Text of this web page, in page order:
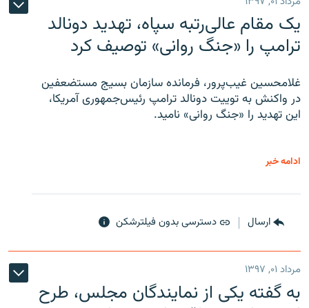
یک مقام عالی‌رتبه سپاه، تهدید دونالد
ترامپ را «جنگ روانی» توصیف کرد
غلامحسین غیب‌پرور، فرمانده سازمان بسیج مستضعفین
در واکنش به توییت دونالد ترامپ رئیس‌جمهوری آمریکا،
این تهدید را «جنگ روانی» نامید.
ادامه خبر
ارسال دسترسی بدون فیلترشکن
مرداد ۰۱, ۱۳۹۷
به گفته یکی از نمایندگان مجلس، طرح